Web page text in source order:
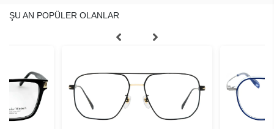
ŞU AN POPÜLER OLANLAR